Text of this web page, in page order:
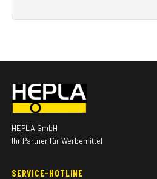
HEPLA GmbH
Ihr Partner für Werbemittel
SERVICE-HOTLINE